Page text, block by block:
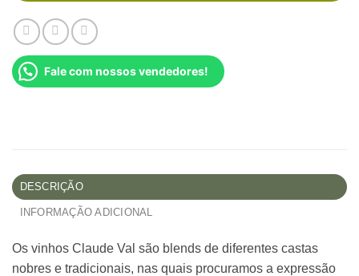
Fale com nossos vendedores!
DESCRIÇÃO
INFORMAÇÃO ADICIONAL
Os vinhos Claude Val são blends de diferentes castas
nobres e tradicionais, nas quais procuramos a expressão